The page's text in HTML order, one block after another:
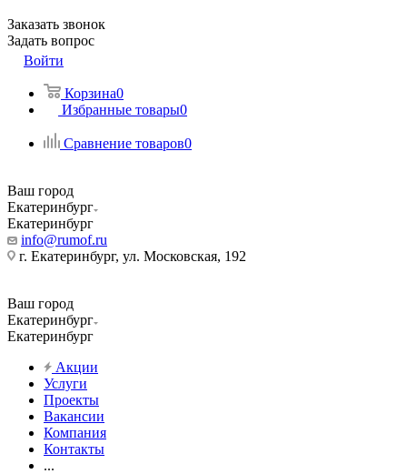
Заказать звонок
Задать вопрос
Войти
Корзина0
Избранные товары0
Сравнение товаров0
Ваш город
Екатеринбург
Екатеринбург
info@rumof.ru
г. Екатеринбург, ул. Московская, 192
Ваш город
Екатеринбург
Екатеринбург
Акции
Услуги
Проекты
Вакансии
Компания
Контакты
...